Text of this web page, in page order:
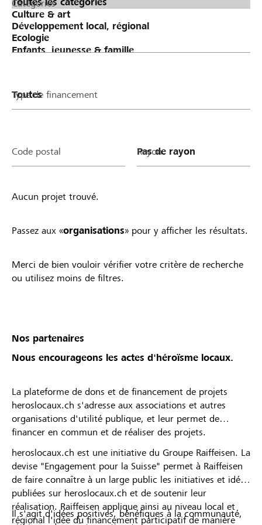
Catégories
Type de financement
Code postal Rayon
Aucun projet trouvé.
Passez aux «organisations» pour y afficher les résultats.
Merci de bien vouloir vérifier votre critère de recherche
ou utilisez moins de filtres.
Nos partenaires
Nous encourageons les actes d'héroïsme locaux.
La plateforme de dons et de financement de projets
heroslocaux.ch s'adresse aux associations et autres
organisations d'utilité publique, et leur permet de
financer en commun et de réaliser des projets.
heroslocaux.ch est une initiative du Groupe Raiffeisen. La
devise "Engagement pour la Suisse" permet à Raiffeisen
de faire connaître à un large public les initiatives et idées
publiées sur heroslocaux.ch et de soutenir leur
réalisation. Raiffeisen applique ainsi au niveau local et
régional l'idée du financement participatif de manière
Il s'agit d'idées positives, bénéfiques à la communauté,